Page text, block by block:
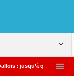
quand le silence ?